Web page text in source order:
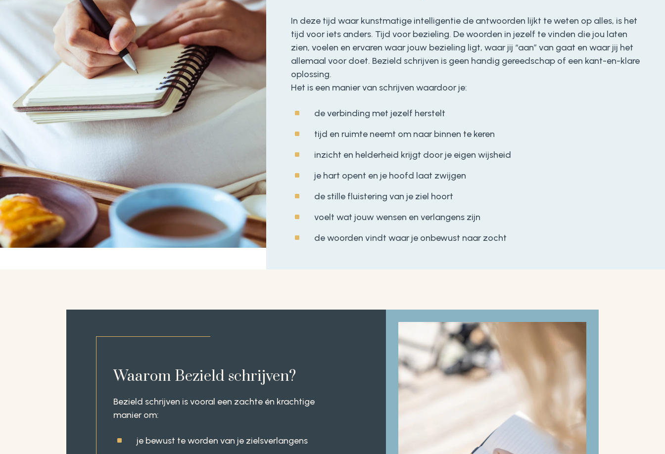
In deze tijd waar kunstmatige intelligentie de antwoorden lijkt te weten op alles, is het
tijd voor iets anders. Tijd voor bezieling. De woorden in jezelf te vinden die jou laten
zien, voelen en ervaren waar jouw bezieling ligt, waar jij “aan” van gaat en waar jij het
allemaal voor doet. Bezield schrijven is geen handig gereedschap of een kant-en-klare
oplossing.
Het is een manier van schrijven waardoor je:
^ de verbinding met jezelf herstelt
^ tijd en ruimte neemt om naar binnen te keren
^ inzicht en helderheid krijgt door je eigen wijsheid
^ je hart opent en je hoofd laat zwijgen
^ de stille fluistering van je ziel hoort
^ voelt wat jouw wensen en verlangens zijn
^ de woorden vindt waar je onbewust naar zocht
Waarom Bezield schrijven?
Bezield schrijven is vooral een zachte én krachtige
manier om:
^ je bewust te worden van je zielsverlangens